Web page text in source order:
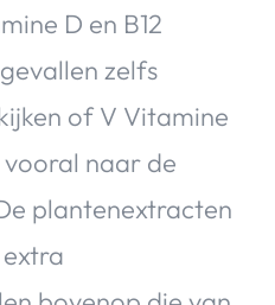
D en B12
zelfs
of V Vitamine
naar de
plantenextracten